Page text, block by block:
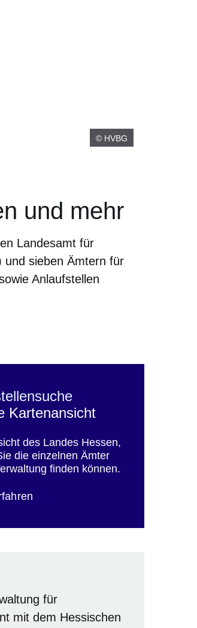
© HVBG
und mehr
Landesamt für
und sieben Ämtern für
Anlaufstellen
Kartenansicht
des Landes Hessen,
die einzelnen Ämter
finden können.
für
mit dem Hessischen